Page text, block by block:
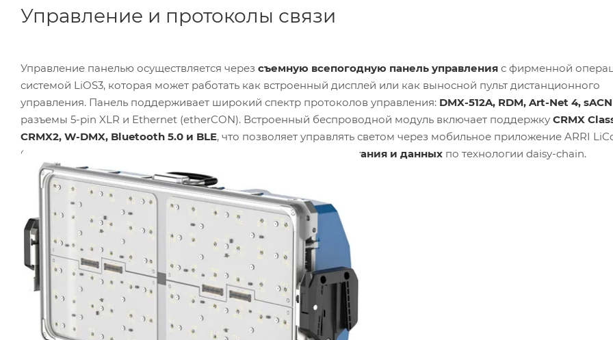
Управление и протоколы связи
Управление панелью осуществляется через съемную всепогодную панель управления с фирменной
системой LiOS3, которая может работать как встроенный дисплей или как выносной пульт дистанционного
управления. Панель поддерживает широкий спектр протоколов управления: DMX-512A, RDM, Art-Net 4, sACN
разъемы 5-pin XLR и Ethernet (etherCON). Встроенный беспроводной модуль включает поддержку CRMX
CRMX2, W-DMX, Bluetooth 5.0 и BLE, что позволяет управлять светом через мобильное приложение ARRI
Система поддерживает
последовательное подключение питания и данных по технологии daisy-chain.